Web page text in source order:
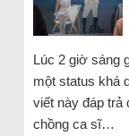
Lúc 2 giờ sáng
một status khá
viết này đáp trả
chồng ca sĩ…